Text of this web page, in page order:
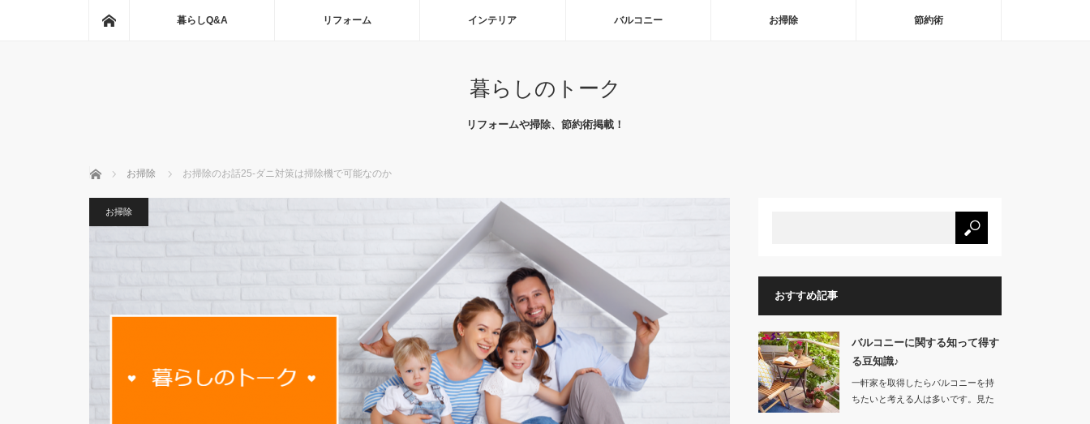
暮らしQ&A リフォーム インテリア バルコニー お掃除 節約術
暮らしのトーク
リフォームや掃除、節約術掲載！
ホーム お掃除 お掃除のお話25-ダニ対策は掃除機で可能なのか
お掃除
おすすめ記事
バルコニーに関する知って得す
る豆知識♪
一軒家を取得したらバルコニーを持
ちたいと考える人は多いです。見た